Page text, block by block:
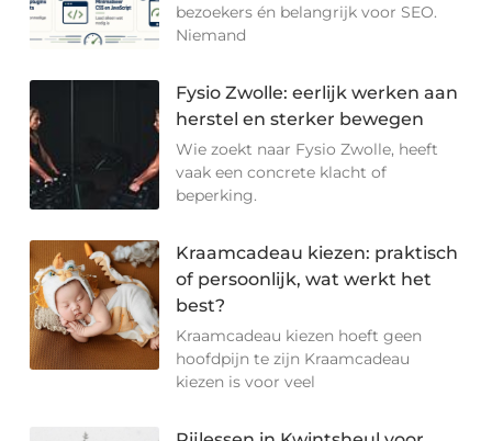
bezoekers én belangrijk voor SEO.
Niemand
Fysio Zwolle: eerlijk werken aan
herstel en sterker bewegen
Wie zoekt naar Fysio Zwolle, heeft
vaak een concrete klacht of
beperking.
Kraamcadeau kiezen: praktisch
of persoonlijk, wat werkt het
best?
Kraamcadeau kiezen hoeft geen
hoofdpijn te zijn Kraamcadeau
kiezen is voor veel